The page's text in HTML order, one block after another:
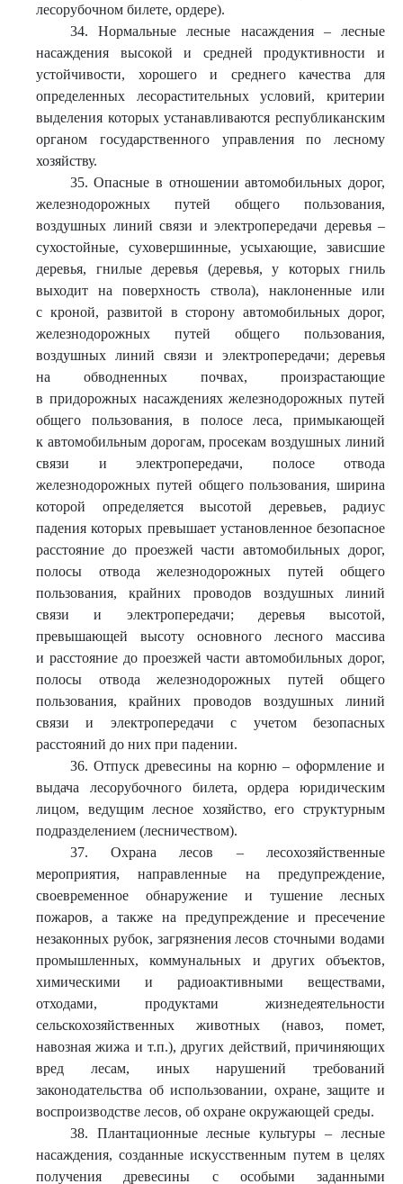
лесорубочном билете, ордере).
34. Нормальные лесные насаждения – лесные
насаждения высокой и средней продуктивности и
устойчивости, хорошего и среднего качества для
определенных лесорастительных условий, критерии
выделения которых устанавливаются республиканским
органом государственного управления по лесному
хозяйству.
35. Опасные в отношении автомобильных дорог,
железнодорожных путей общего пользования,
воздушных линий связи и электропередачи деревья –
сухостойные, суховершинные, усыхающие, зависшие
деревья, гнилые деревья (деревья, у которых гниль
выходит на поверхность ствола), наклоненные или
с кроной, развитой в сторону автомобильных дорог,
железнодорожных путей общего пользования,
воздушных линий связи и электропередачи; деревья
на обводненных почвах, произрастающие
в придорожных насаждениях железнодорожных путей
общего пользования, в полосе леса, примыкающей
к автомобильным дорогам, просекам воздушных линий
связи и электропередачи, полосе отвода
железнодорожных путей общего пользования, ширина
которой определяется высотой деревьев, радиус
падения которых превышает установленное безопасное
расстояние до проезжей части автомобильных дорог,
полосы отвода железнодорожных путей общего
пользования, крайних проводов воздушных линий
связи и электропередачи; деревья высотой,
превышающей высоту основного лесного массива
и расстояние до проезжей части автомобильных дорог,
полосы отвода железнодорожных путей общего
пользования, крайних проводов воздушных линий
связи и электропередачи с учетом безопасных
расстояний до них при падении.
36. Отпуск древесины на корню – оформление и
выдача лесорубочного билета, ордера юридическим
лицом, ведущим лесное хозяйство, его структурным
подразделением (лесничеством).
37. Охрана лесов – лесохозяйственные
мероприятия, направленные на предупреждение,
своевременное обнаружение и тушение лесных
пожаров, а также на предупреждение и пресечение
незаконных рубок, загрязнения лесов сточными водами
промышленных, коммунальных и других объектов,
химическими и радиоактивными веществами,
отходами, продуктами жизнедеятельности
сельскохозяйственных животных (навоз, помет,
навозная жижа и т.п.), других действий, причиняющих
вред лесам, иных нарушений требований
законодательства об использовании, охране, защите и
воспроизводстве лесов, об охране окружающей среды.
38. Плантационные лесные культуры – лесные
насаждения, созданные искусственным путем в целях
получения древесины с особыми заданными